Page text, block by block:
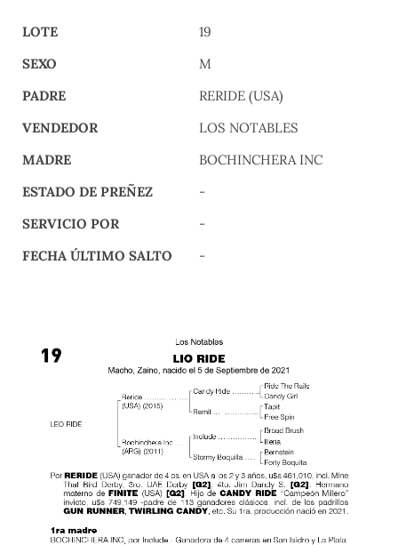
LOTE
19
SEXO
M
PADRE
RERIDE (USA)
VENDEDOR
LOS NOTABLES
MADRE
BOCHINCHERA INC
ESTADO DE PREÑEZ
-
SERVICIO POR
-
FECHA ÚLTIMO SALTO
-